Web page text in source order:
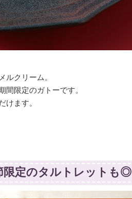
ルクリーム。
限定のガトーです。
けます。
限定のタルトレットも◎